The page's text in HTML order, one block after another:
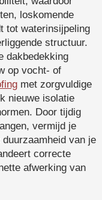
loskomende
tot waterinsijpeling
structuur.
dakbedekking
op vocht- of
met zorgvuldige
nieuwe isolatie
Door tijdig
vermijd je
van je
correcte
afwerking van